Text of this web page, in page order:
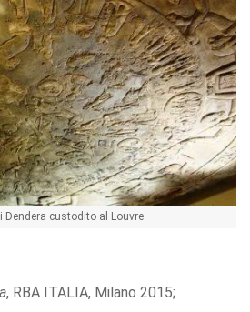
Dendera custodito al Louvre
, RBA ITALIA, Milano 2015;